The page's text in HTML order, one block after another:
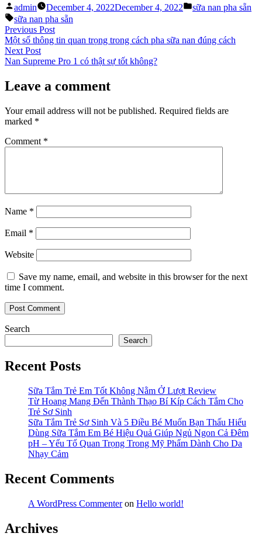
Posted
by
admin December 4, 2022December 4, 2022
Posted
sữa nan pha sẵn
Tags:
sữa nan pha sẵn
Post
navigation
Previous PostPrevious
post:
Một số thông tin quan trọng trong cách pha sữa nan đúng cách
Next PostNext
post:
Nan Supreme Pro 1 có thật sự tốt không?
Leave a comment
Your email address will not be published. Required fields are
marked *
Comment *
Name *
Email *
Website
Save my name, email, and website in this browser for the next
time I comment.
Search
Search
Recent Posts
Sữa Tắm Trẻ Em Tốt Không Nằm Ở Lượt Review
Từ Hoang Mang Đến Thành Thạo Bí Kíp Cách Tắm Cho
Trẻ Sơ Sinh
Sữa Tắm Trẻ Sơ Sinh Và 5 Điều Bé Muốn Bạn Thấu Hiểu
Dùng Sữa Tắm Em Bé Hiệu Quả Giúp Ngủ Ngon Cả Đêm
pH – Yếu Tố Quan Trọng Trong Mỹ Phẩm Dành Cho Da
Nhạy Cảm
Recent Comments
A WordPress Commenteron Hello world!
Archives